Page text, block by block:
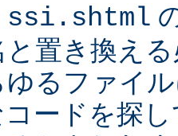
ssi.shtml
置き換え
ゆるファイ
コードを探